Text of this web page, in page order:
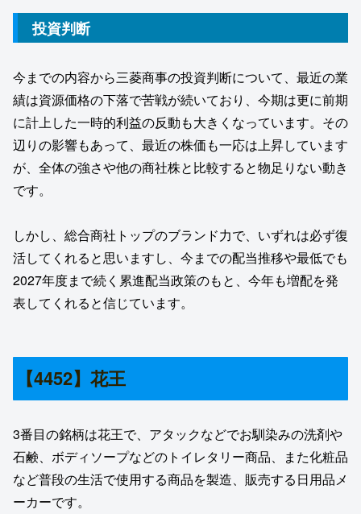
投資判断
今までの内容から三菱商事の投資判断について、最近の業
績は資源価格の下落で苦戦が続いており、今期は更に前期
に計上した一時的利益の反動も大きくなっています。その
辺りの影響もあって、最近の株価も一応は上昇しています
が、全体の強さや他の商社株と比較すると物足りない動き
です。
しかし、総合商社トップのブランド力で、いずれは必ず復
活してくれると思いますし、今までの配当推移や最低でも
2027年度まで続く累進配当政策のもと、今年も増配を発
表してくれると信じています。
【4452】花王
3番目の銘柄は花王で、アタックなどでお馴染みの洗剤や
石鹸、ボディソープなどのトイレタリー商品、また化粧品
など普段の生活で使用する商品を製造、販売する日用品メ
ーカーです。